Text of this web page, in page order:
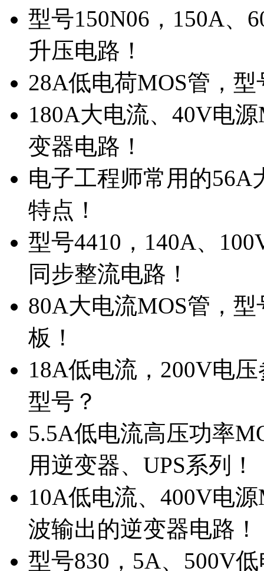
型号150N06，150A、
升压电路！
28A低电荷MOS管，
180A大电流、40V电
变器电路！
电子工程师常用的56A
特点！
型号4410，140A、
同步整流电路！
80A大电流MOS管，
板！
18A低电流，200V电
型号？
5.5A低电流高压功率
用逆变器、UPS系列！
10A低电流、400V电
波输出的逆变器电路！
型号830，5A、500V